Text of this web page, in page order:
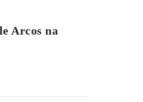
Arcos na